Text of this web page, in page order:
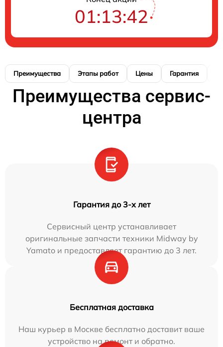
01:13:41
Преимущества Этапы работ Цены Гарантия
Преимущества сервис-
центра
Гарантия до 3-х лет
Сервисный центр устанавливает
оригинальные запчасти техники Midway by
Yamato и предоставляет гарантию до 3 лет.
Бесплатная доставка
Наш курьер в Москве бесплатно доставит ваше
устройство на ремонт и обратно.